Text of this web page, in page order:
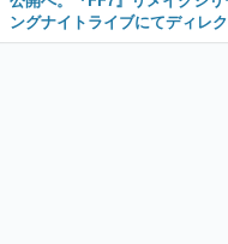
ングナイトライブにてディレ